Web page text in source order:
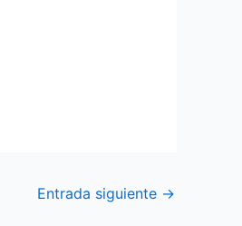
Entrada siguiente →